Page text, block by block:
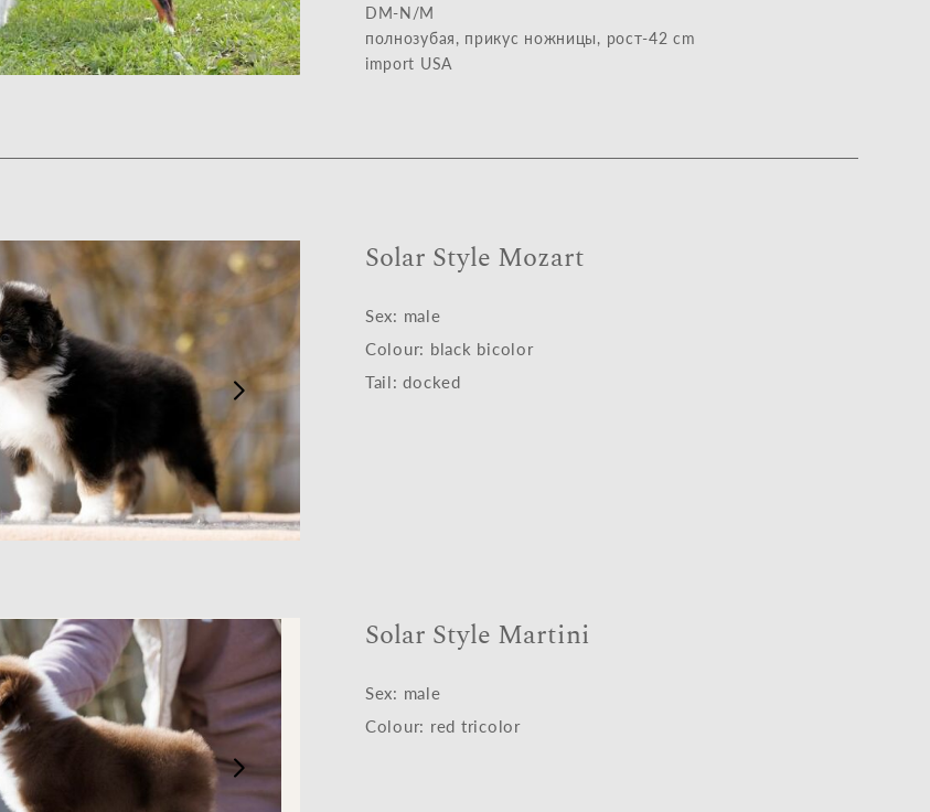
DM-N/M
полнозубая, прикус ножницы, рост-42 cm
import USA
Solar Style Mozart
Sex: male
Colour: black bicolor
Tail: docked
Solar Style Martini
Sex: male
Colour: red tricolor